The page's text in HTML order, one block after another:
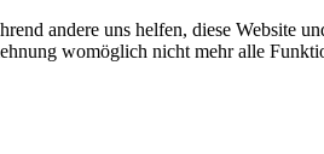
andere uns helfen, diese Website
womöglich nicht mehr alle